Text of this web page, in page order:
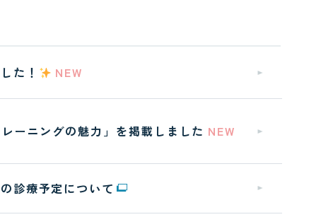
た！ NEW
ーニングの魅力」を掲載しました NEW
診療予定について